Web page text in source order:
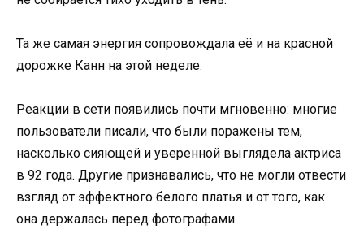
Та же самая энергия сопровождала её и на красной
дорожке Канн на этой неделе.
Реакции в сети появились почти мгновенно: многие
пользователи писали, что были поражены тем,
насколько сияющей и уверенной выглядела актриса
в 92 года. Другие признавались, что не могли отвести
взгляд от эффектного белого платья и от того, как
она держалась перед фотографами.